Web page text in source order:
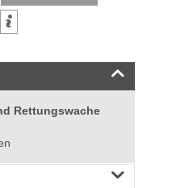
Rettungswache